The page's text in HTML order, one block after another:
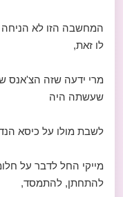
המחשבה הזו לא הניחה
לו זאת,
מרי ידעה שזה הצ'אנס
שעשתה היה
לשבת מולו על כיסא
מייקי החל לדבר על
להתחתן, להתמסד,